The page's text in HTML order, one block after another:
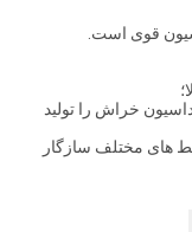
خراش را تولید
های مختلف سازگار